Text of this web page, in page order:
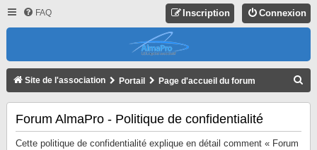
FAQ Connexion
Inscription
Site de l'association Portail Page d'accueil du forum
Forum AlmaPro - Politique de confidentialité
Cette politique de confidentialité explique en détail comment « Forum